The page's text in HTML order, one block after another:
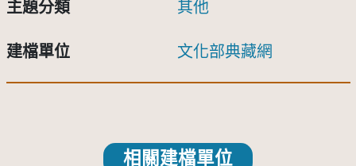
主題分類 其他
建檔單位 文化部典藏網
相關建檔單位